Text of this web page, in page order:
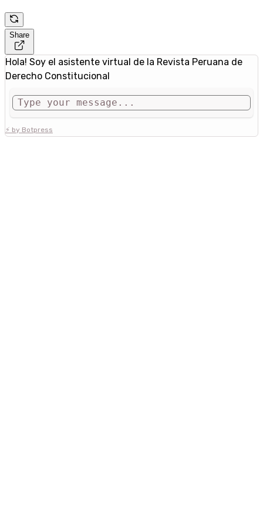
Share
Hola! Soy el asistente virtual de la Revista Peruana de
Derecho Constitucional
⚡ by Botpress